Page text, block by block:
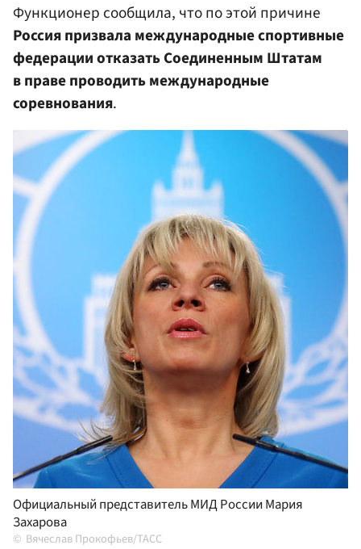
Функционер сообщила, что по этой причине
Россия призвала международные спортивные
федерации отказать Соединенным Штатам
в праве проводить международные
соревнования.
Официальный представитель МИД России Мария
Захарова
Вячеслав Прокофьев/ТАСС